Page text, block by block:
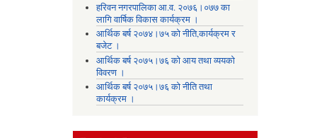
हरिवन नगरपालिका आ‍.व. २०७६।०७७ का
लागि वार्षिक विकास कार्यक्रम ।
आर्थिक बर्ष २०७४।७५ को नीति,कार्यक्रम र
बजेट ।
आर्थिक बर्ष २०७५।७६ को आय तथा व्ययकाे
विवरण ।
आर्थिक बर्ष २०७५।७६ को नीति तथा
कार्यक्रम ।